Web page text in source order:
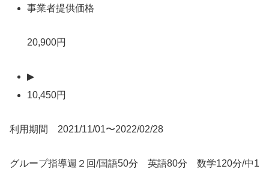
事業者提供価格
20,900円
▶
10,450円
利用期間 2021/11/01〜2022/02/28
グループ指導週２回/国語50分 英語80分 数学120分/中1